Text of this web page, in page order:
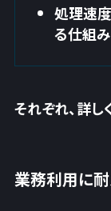
処理速
る仕組み
それぞれ、詳し
業務利用に